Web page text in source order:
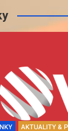
AKTUALITY &